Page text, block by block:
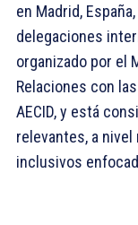
en Madrid,
delegaciones
organizado por el
Relaciones con
AECID, y está
relevantes, a
inclusivos